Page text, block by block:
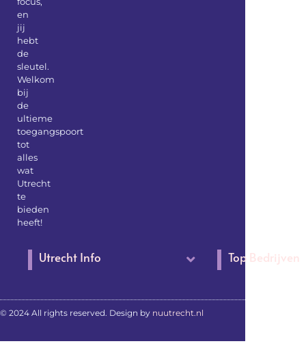
en
jij
hebt
de
sleutel.
Welkom
bij
de
ultieme
toegangspoort
tot
alles
wat
Utrecht
te
bieden
heeft!
Utrecht Info Top Bedrijven
© 2024 All rights reserved. Design by nuutrecht.nl